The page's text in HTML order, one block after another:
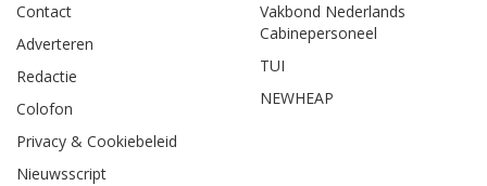
Contact
Adverteren
Redactie
Colofon
Privacy & Cookiebeleid
Nieuwsscript
Vakbond Nederlands
Cabinepersoneel
TUI
NEWHEAP